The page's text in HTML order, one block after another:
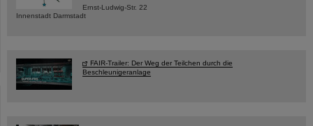
Ernst-Ludwig-Str. 22
Innenstadt Darmstadt
FAIR-Trailer: Der Weg der Teilchen durch die
Beschleunigeranlage